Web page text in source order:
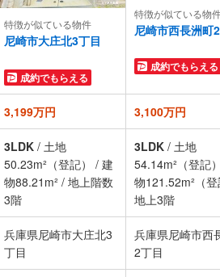
特徴が似ている物件
尼崎市大庄北3丁目
成約でもらえる
特徴が似ている物
尼崎市西長洲町
成約でもらえる
3,199万円 3,100万円
3LDK / 土地
50.23m²（登記）
/ 建
物88.21m² / 地上階数
3階
3LDK / 土地
54.14m²（登記
物121.52m²（
地上3階
兵庫県尼崎市大庄北3
丁目
兵庫県尼崎市西
2丁目